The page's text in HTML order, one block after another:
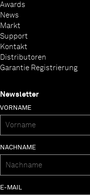
Awards
News
Markt
Support
Kontakt
Distributoren
Garantie Registrierung
Newsletter
VORNAME
NACHNAME
E-MAIL